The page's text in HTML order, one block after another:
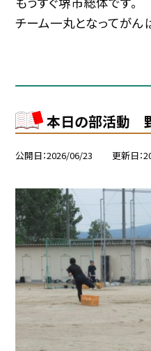
チーム一丸となってがん
本日の部活動
公開日 2026/06/23 更新日